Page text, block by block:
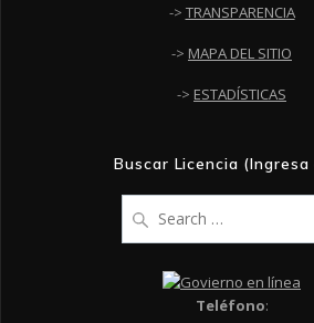
-> TRANSPARENCIA
-> MAPA DEL SITIO
-> ESTADÍSTICAS
Buscar Licencia (Ingresa
for:
Teléfono: